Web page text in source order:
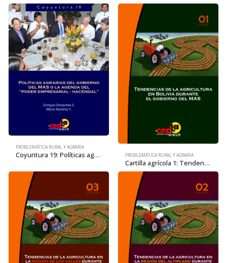
PROBLEMÁTICA RURAL Y AGRARIA
Coyuntura 19: Políticas agrarias del gobierno del MAS o la agenda del “poder empresarial – hacendal” PROBLEMÁTICA RURAL Y AGRARIA
Cartilla agrícola 1: Tendencias de la agricultura en el gobierno del MAS